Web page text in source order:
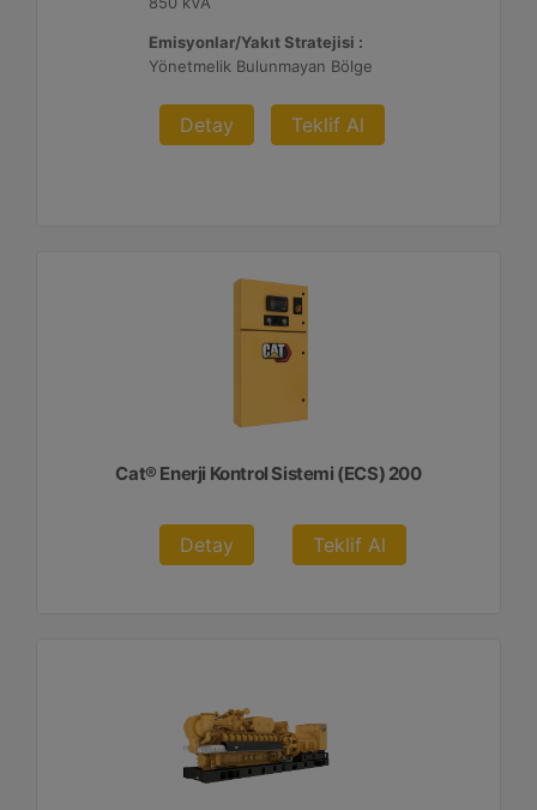
Emisyonlar/Yakıt Stratejisi :
Yönetmelik Bulunmayan Bölge
Detay Teklif Al
Cat® Enerji Kontrol Sistemi (ECS) 200
Detay Teklif Al